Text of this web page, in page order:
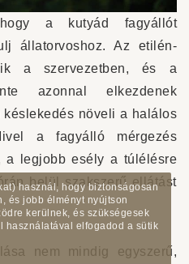
a kutyád fagyállót
állatorvoshoz. Az etilén-
a szervezetben, és a
azonnal elkezdenek
növeli a halálos
a fagyálló mérgezés
a legjobb esély a túlélésre
belül szakszerű ellátást
nem mindig egyszerű,
használ, hogy biztonságosan
és jobb élményt nyújtson
kerülnek, és szükségesek
használatával elfogadod a sütik